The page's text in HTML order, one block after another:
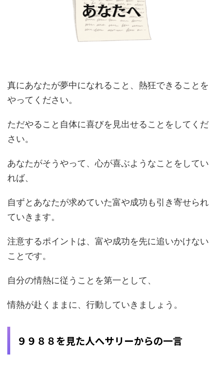
真にあなたが夢中になれること、熱狂できることを
やってください。
ただやること自体に喜びを見出せることをしてくだ
さい。
あなたがそうやって、心が喜ぶようなことをしてい
れば、
自ずとあなたが求めていた富や成功も引き寄せられ
ていきます。
注意するポイントは、富や成功を先に追いかけない
ことです。
自分の情熱に従うことを第一として、
情熱が赴くままに、行動していきましょう。
９９８８を見た人へサリーからの一言